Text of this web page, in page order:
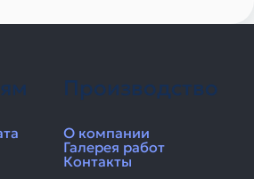
Производство
О компании
Галерея работ
Контакты